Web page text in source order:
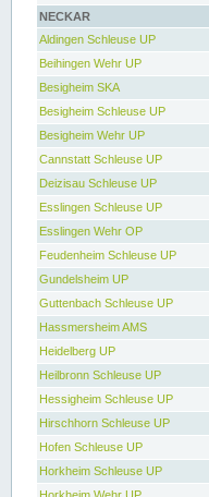
NECKAR
Aldingen Schleuse UP
Beihingen Wehr UP
Besigheim SKA
Besigheim Schleuse UP
Besigheim Wehr UP
Cannstatt Schleuse UP
Deizisau Schleuse UP
Esslingen Schleuse UP
Esslingen Wehr OP
Feudenheim Schleuse UP
Gundelsheim UP
Guttenbach Schleuse UP
Hassmersheim AMS
Heidelberg UP
Heilbronn Schleuse UP
Hessigheim Schleuse UP
Hirschhorn Schleuse UP
Hofen Schleuse UP
Horkheim Schleuse UP